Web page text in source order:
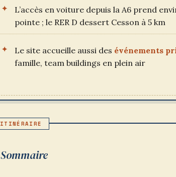
L’accès en voiture depuis la A6 prend
pointe ; le RER D dessert Cesson à 5 km
Le site accueille aussi des événements
famille, team buildings en plein air
Sommaire